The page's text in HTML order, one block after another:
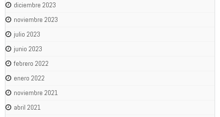
diciembre 2023
noviembre 2023
julio 2023
junio 2023
febrero 2022
enero 2022
noviembre 2021
abril 2021